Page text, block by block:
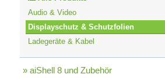
Audio & Video
Displayschutz & Schutzfolien
Ladegeräte & Kabel
» aiShell 8 und Zubehör